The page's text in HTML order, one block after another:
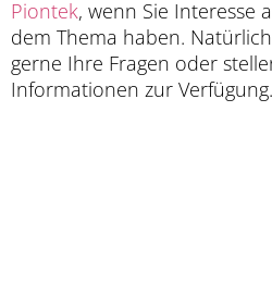
Piontek, wenn Sie Interesse
dem Thema haben.
gerne Ihre Fragen oder
Informationen zur Verfügung.